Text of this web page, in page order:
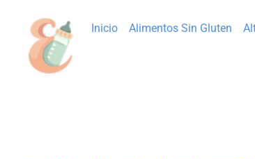
Inicio Alimentos Sin Gluten